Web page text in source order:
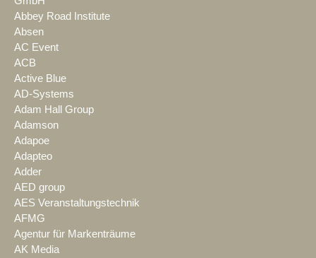
Abbey Road Institute
Absen
AC Event
ACB
Active Blue
AD-Systems
Adam Hall Group
Adamson
Adapoe
Adapteo
Adder
AED group
AES Veranstaltungstechnik
AFMG
Agentur für Markenträume
AK Media